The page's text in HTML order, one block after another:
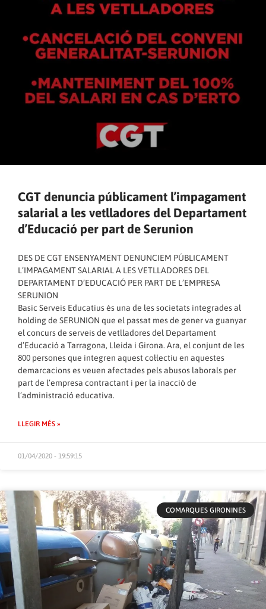
CGT denuncia públicament l’impagament
salarial a les vetlladores del Departament
d’Educació per part de Serunion
DES DE CGT ENSENYAMENT DENUNCIEM PÚBLICAMENT
L’IMPAGAMENT SALARIAL A LES VETLLADORES DEL
DEPARTAMENT D’EDUCACIÓ PER PART DE L’EMPRESA
SERUNION
Basic Serveis Educatius és una de les societats integrades al
holding de SERUNION que el passat mes de gener va guanyar
el concurs de serveis de vetlladores del Departament
d’Educació a Tarragona, Lleida i Girona. Ara, el conjunt de les
800 persones que integren aquest col·lectiu en aquestes
demarcacions es veuen afectades pels abusos laborals per
part de l’empresa contractant i per la inacció de
l’administració educativa.
LLEGIR MÉS »
01/04/2020 - 19:59:15
COMARQUES GIRONINES